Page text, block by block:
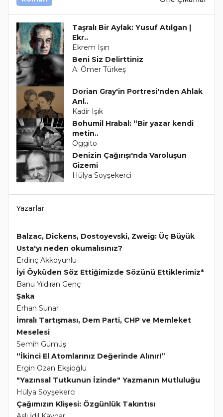
Taşralı Bir Aylak: Yusuf Atılgan |
Ekr..
Ekrem Işın
Beni Siz Delirttiniz
A. Ömer Türkeş
Dorian Gray'in Portresi'nden Ahlak
Anl..
Kadir Işık
Bohumil Hrabal: “Bir yazar kendi
metin..
Oggito
Denizin Çağırışı'nda Varoluşun
Gizemi
Hülya Soyşekerci
Yazarlar
Balzac, Dickens, Dostoyevski, Zweig: Üç Büyük
Usta'yı neden okumalısınız?
Erdinç Akkoyunlu
İyi Öyküden Söz Ettiğimizde Sözünü Ettiklerimiz*
Banu Yıldıran Genç
Şaka
Erhan Sunar
İmralı Tartışması, Dem Parti, CHP ve Memleket
Meselesi
Semih Gümüş
“İkinci El Atomlarınız Değerinde Alınır!”
Ergin Ozan Ekşioğlu
"Yazınsal Tutkunun İzinde" Yazmanın Mutluluğu
Hülya Soyşekerci
Çağımızın Klişesi: Özgünlük Takıntısı